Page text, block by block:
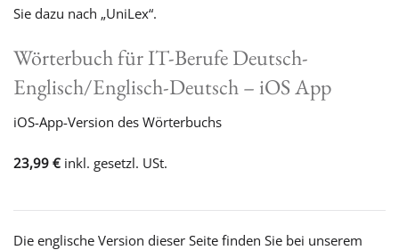
Sie dazu nach „UniLex“.
Wörterbuch für IT-Berufe Deutsch-
Englisch/Englisch-Deutsch – iOS App
iOS-App-Version des Wörterbuchs
23,99 € inkl. gesetzl. USt.
Die englische Version dieser Seite finden Sie bei unserem